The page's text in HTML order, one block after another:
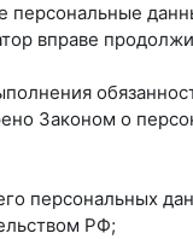
персональные
вправе
Законом о
персональных
РФ;